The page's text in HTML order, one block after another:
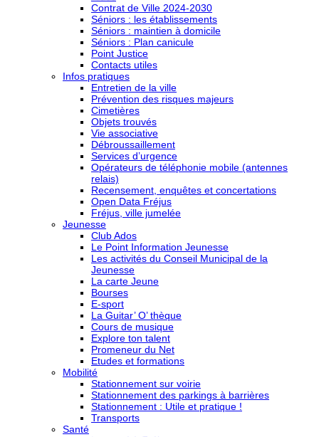
Contrat de Ville 2024-2030
Séniors : les établissements
Séniors : maintien à domicile
Séniors : Plan canicule
Point Justice
Contacts utiles
Infos pratiques
Entretien de la ville
Prévention des risques majeurs
Cimetières
Objets trouvés
Vie associative
Débroussaillement
Services d’urgence
Opérateurs de téléphonie mobile (antennes
relais)
Recensement, enquêtes et concertations
Open Data Fréjus
Fréjus, ville jumelée
Jeunesse
Club Ados
Le Point Information Jeunesse
Les activités du Conseil Municipal de la
Jeunesse
La carte Jeune
Bourses
E-sport
La Guitar’ O’ thèque
Cours de musique
Explore ton talent
Promeneur du Net
Etudes et formations
Mobilité
Stationnement sur voirie
Stationnement des parkings à barrières
Stationnement : Utile et pratique !
Transports
Santé